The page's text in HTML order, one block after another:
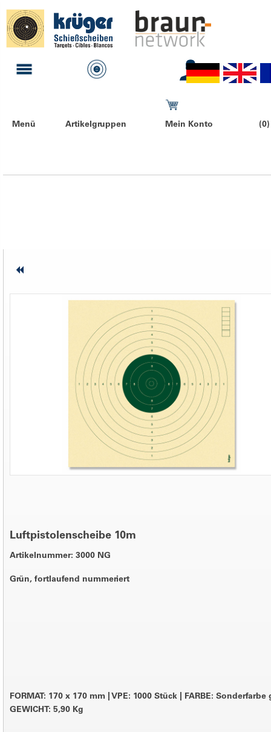
Menü Artikelgruppen Mein Konto
Luftpistolenscheibe 10m
Artikelnummer: 3000 NG
Grün, fortlaufend nummeriert
FORMAT: 170 x 170 mm VPE: 1000 Stück
FARBE: Sonderfarbe
GEWICHT: 5,90 Kg